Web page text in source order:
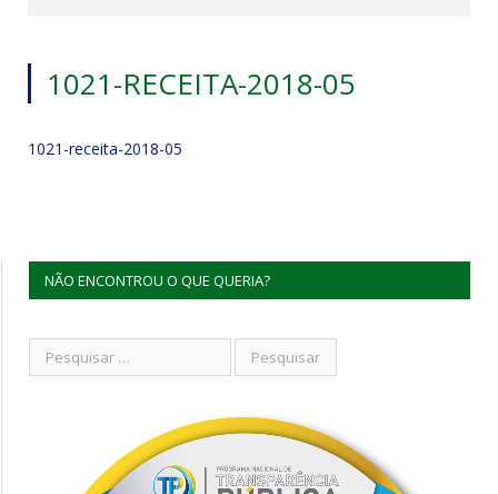
1021-RECEITA-2018-05
1021-receita-2018-05
NÃO ENCONTROU O QUE QUERIA?